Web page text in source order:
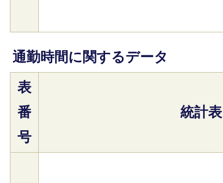
通勤時間に関するデータ
表
番
号
統計表